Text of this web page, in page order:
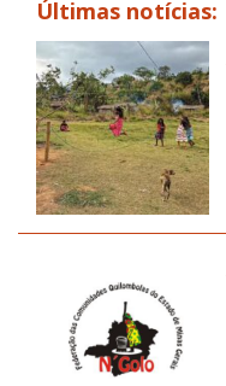
Últimas notícias: